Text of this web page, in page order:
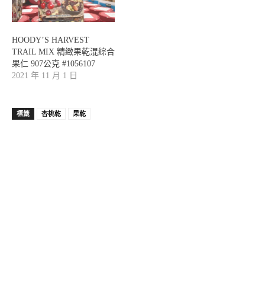
HOODY’S HARVEST
TRAIL MIX 精緻果乾混綜合
果仁 907公克 #1056107
2021 年 11 月 1 日
標籤 杏桃乾 果乾